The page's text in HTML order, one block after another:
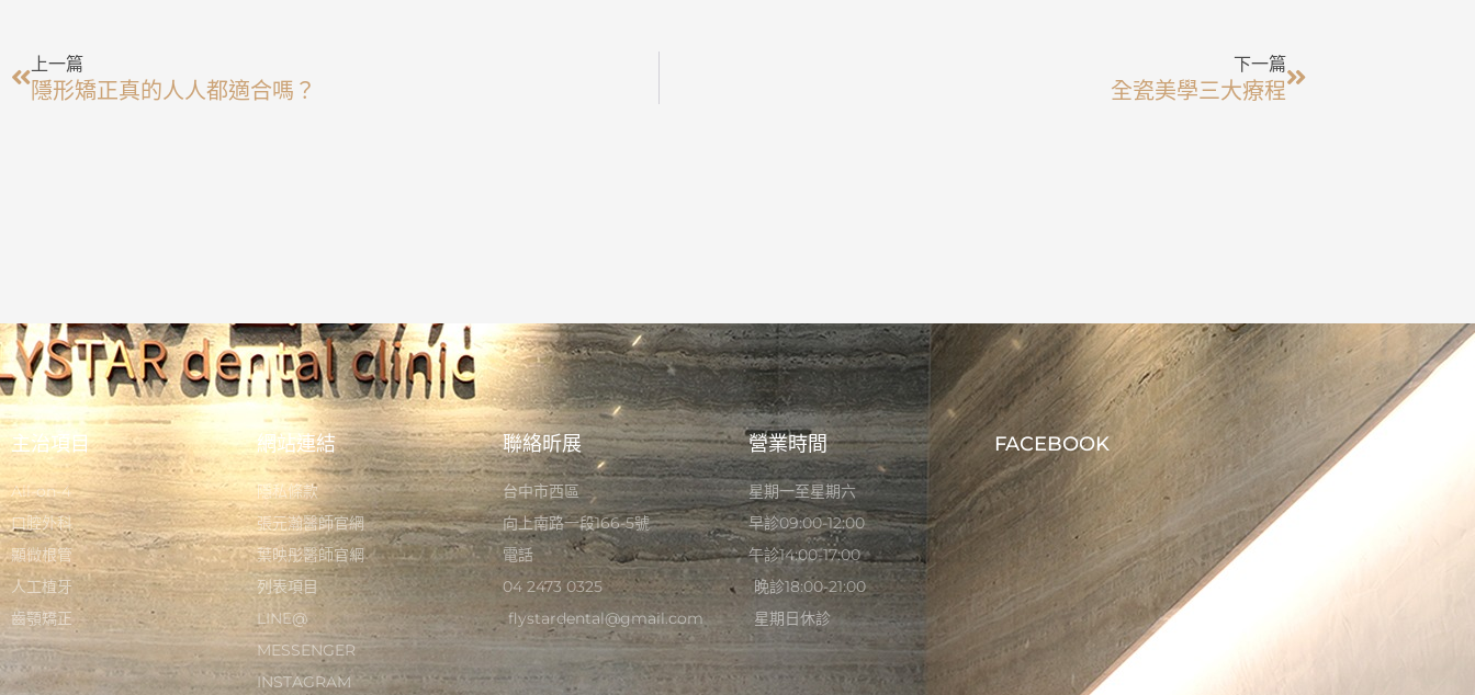
上一篇
隱形矯正真的人人都適合嗎？
下一篇
全瓷美學三大療程
主治項目
All-on-4
口腔外科
顯微根管
人工植牙
齒顎矯正
網站連結
隱私條款
張元瀚醫師官網
葉映彤醫師官網
列表項目
LINE@
MESSENGER
INSTAGRAM
聯絡昕展
台中市西區
向上南路一段166-5號
電話
04 2473 0325
flystardental@gmail.com
營業時間
星期一至星期六
早診09:00-12:00
午診14:00-17:00
晚診18:00-21:00
星期日休診
FACEBOOK